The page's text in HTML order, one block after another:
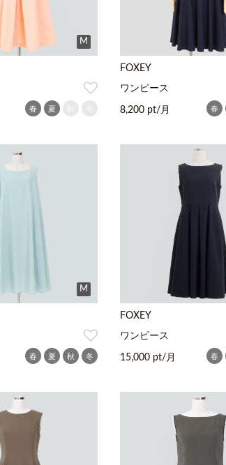
M
春 夏
FOXEY
ワンピース
8,200 pt/月 春
M
春 夏 秋 冬
FOXEY
ワンピース
15,000 pt/月 春